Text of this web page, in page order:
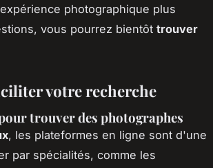
photographique plus
vous pourrez bientôt trouver
votre recherche
trouver des photographes
, les plateformes en ligne sont d'une
par spécialités, comme les